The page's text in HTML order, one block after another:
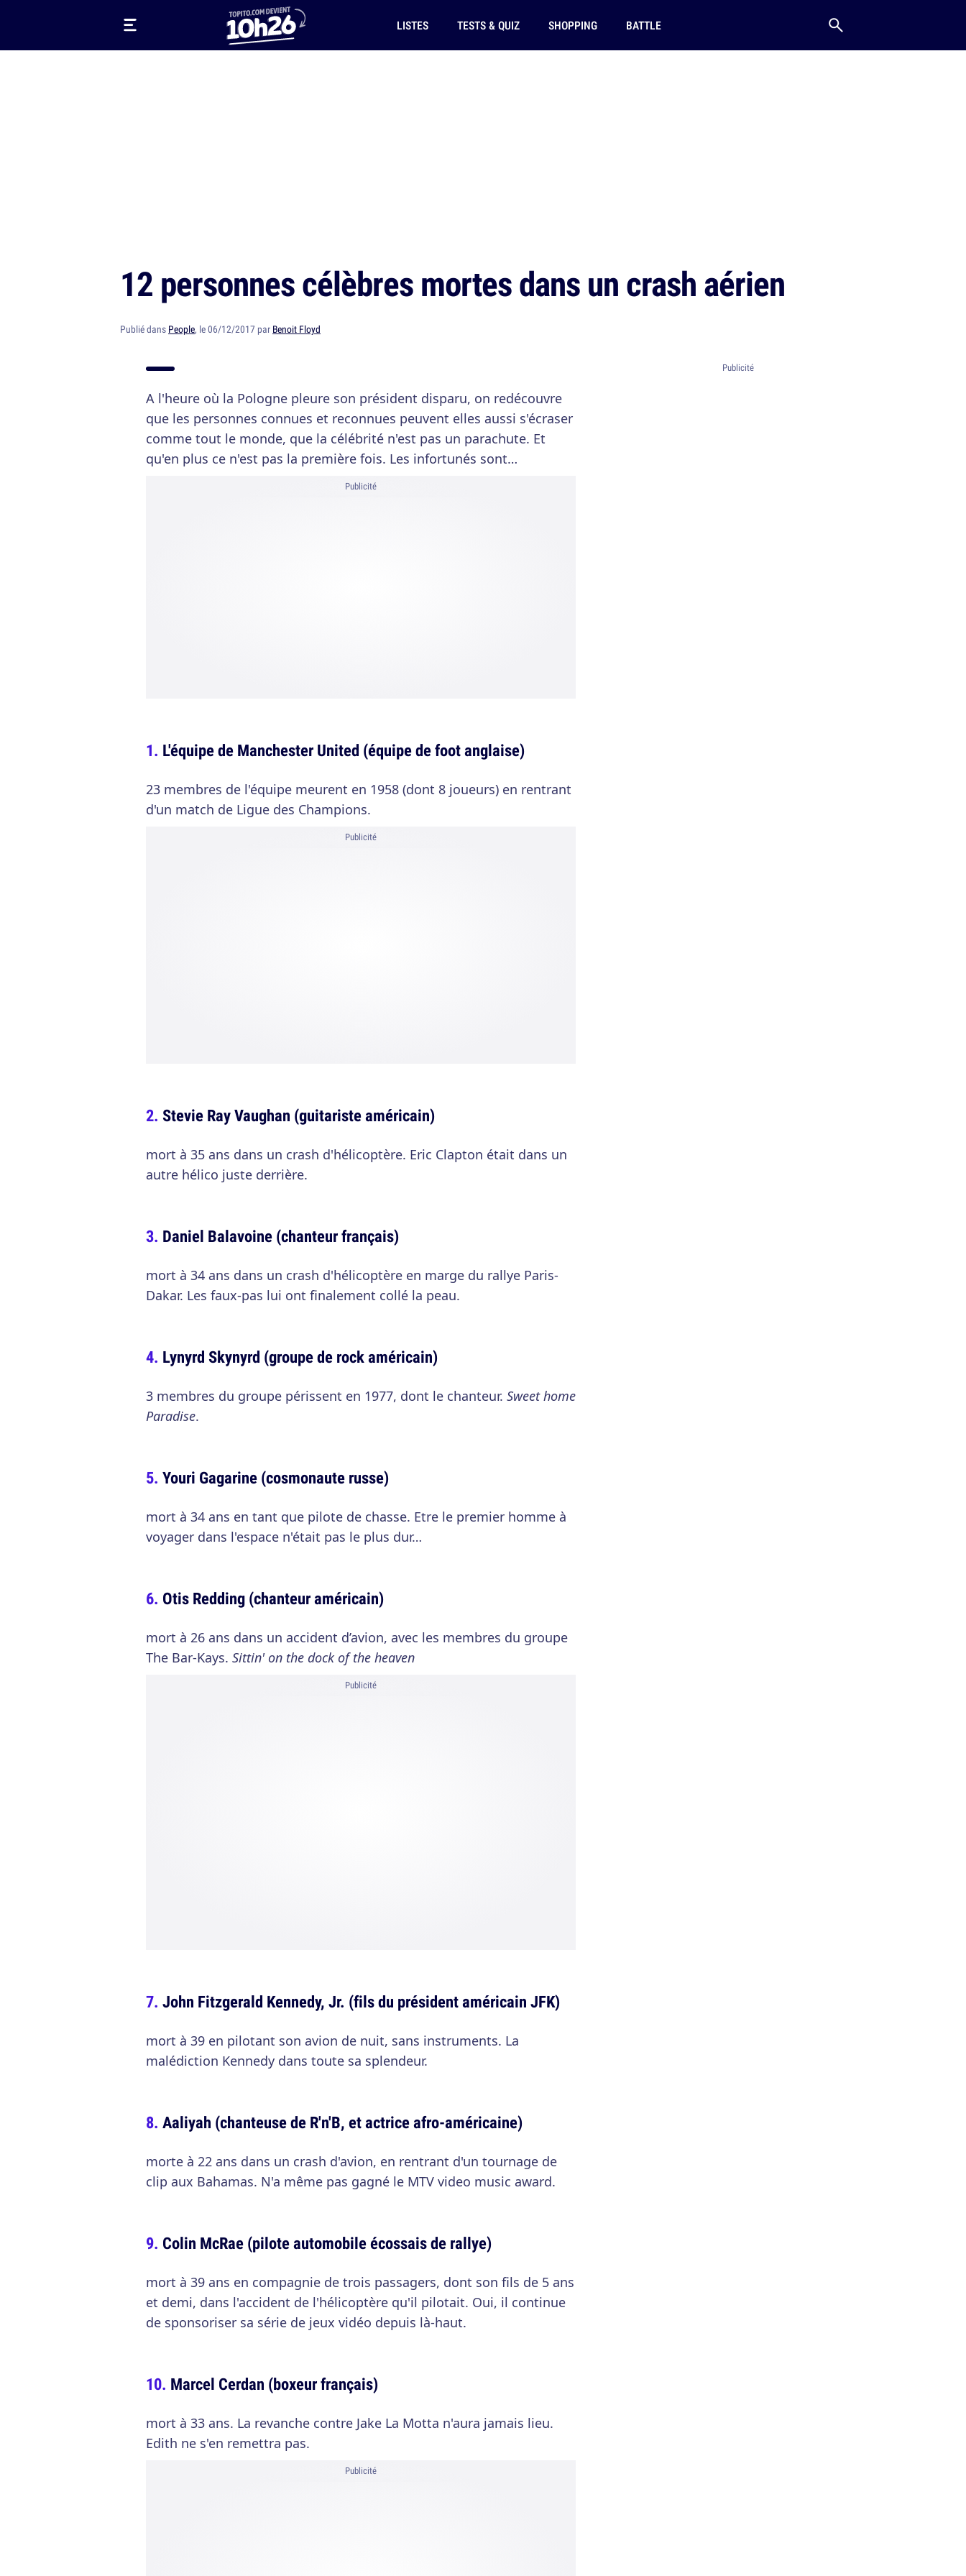
LISTES TESTS & QUIZ SHOPPING BATTLE
12 personnes célèbres mortes dans un crash aérien
Publié dans People, le 06/12/2017 par Benoit Floyd
A l'heure où la Pologne pleure son président disparu, on redécouvre
que les personnes connues et reconnues peuvent elles aussi s'écraser
comme tout le monde, que la célébrité n'est pas un parachute. Et
qu'en plus ce n'est pas la première fois. Les infortunés sont…
Publicité
L'équipe de Manchester United (équipe de foot anglaise)
23 membres de l'équipe meurent en 1958 (dont 8 joueurs) en rentrant
d'un match de Ligue des Champions.
Publicité
Stevie Ray Vaughan (guitariste américain)
mort à 35 ans dans un crash d'hélicoptère. Eric Clapton était dans un
autre hélico juste derrière.
Daniel Balavoine (chanteur français)
mort à 34 ans dans un crash d'hélicoptère en marge du rallye Paris-
Dakar. Les faux-pas lui ont finalement collé la peau.
Lynyrd Skynyrd (groupe de rock américain)
3 membres du groupe périssent en 1977, dont le chanteur. Sweet home
Paradise.
Youri Gagarine (cosmonaute russe)
mort à 34 ans en tant que pilote de chasse. Etre le premier homme à
voyager dans l'espace n'était pas le plus dur…
Otis Redding (chanteur américain)
mort à 26 ans dans un accident d’avion, avec les membres du groupe
The Bar-Kays. Sittin' on the dock of the heaven
Publicité
John Fitzgerald Kennedy, Jr. (fils du président américain JFK)
mort à 39 en pilotant son avion de nuit, sans instruments. La
malédiction Kennedy dans toute sa splendeur.
Aaliyah (chanteuse de R'n'B, et actrice afro-américaine)
morte à 22 ans dans un crash d'avion, en rentrant d'un tournage de
clip aux Bahamas. N'a même pas gagné le MTV video music award.
Colin McRae (pilote automobile écossais de rallye)
mort à 39 ans en compagnie de trois passagers, dont son fils de 5 ans
et demi, dans l'accident de l'hélicoptère qu'il pilotait. Oui, il continue
de sponsoriser sa série de jeux vidéo depuis là-haut.
Marcel Cerdan (boxeur français)
mort à 33 ans. La revanche contre Jake La Motta n'aura jamais lieu.
Edith ne s'en remettra pas.
Publicité